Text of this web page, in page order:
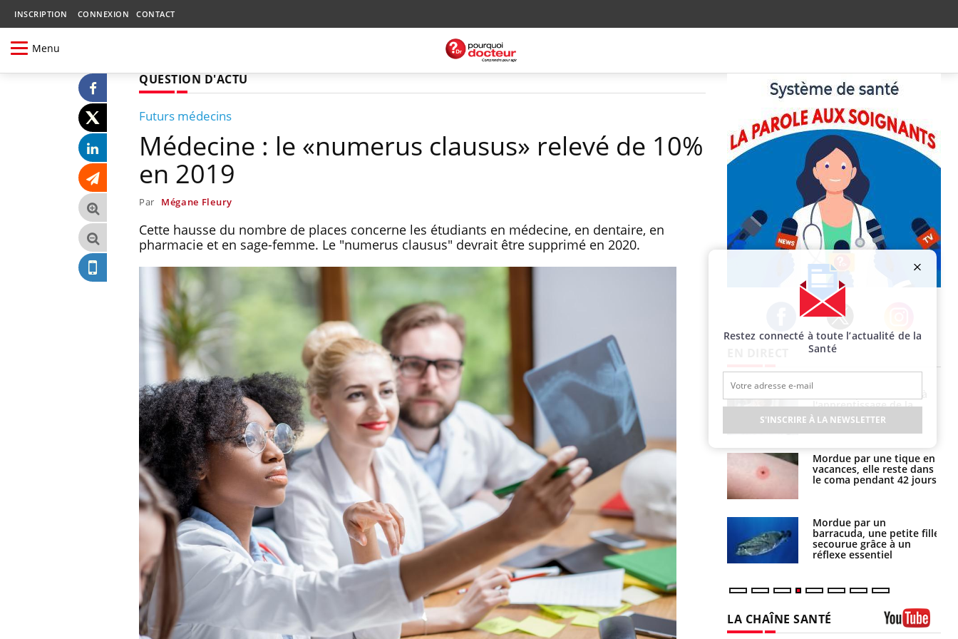
INSCRIPTION CONNEXION CONTACT
Menu
QUESTION D'ACTU
Futurs médecins
Médecine : le «numerus clausus» relevé de 10%
en 2019
Par Mégane Fleury
Cette hausse du nombre de places concerne les étudiants en médecine, en dentaire, en
pharmacie et en sage-femme. Le "numerus clausus" devrait être supprimé en 2020.
Facebook Twitter Instagram
Les médicaments GLP-1
protègent-ils aussi les os
?
Cytomégalovirus : ce qui
change dans la prise en
charge des femmes
enceintes
La sieste empêche-t-elle
de dormir la nuit ?
VIH : la fin du comprimé
tous les jours se profile-t-
elle enfin ?
Pourquoi votre ventre
gâche-t-il les premiers
jours de vos vacances ?
Fortes chaleurs :
pourquoi le risque de
noyade grimpe-t-il ?
Le Viagra pourrait-il
freiner la propagation du
cancer ?
Pourquoi manger moins
de protéines pourrait
finalement être bénéfique
Grossesse et chaleur : ce
que dit la science
l'apprentissage de la
lecture ?
Mordue par une tique en
vacances, elle reste dans
le coma pendant 42 jours
Mordue par un
barracuda, une petite fille
secourue grâce à un
réflexe essentiel
LA CHAÎNE SANTÉ
Restez connecté à toute l’actualité de la
Santé
S'INSCRIRE À LA NEWSLETTER